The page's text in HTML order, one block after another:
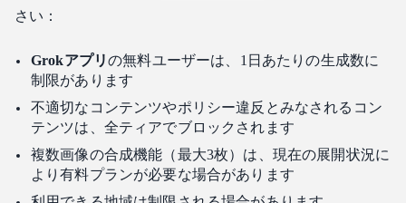
さい：
Grokアプリの無料ユーザーは、1日あたりの生成数に
制限があります
不適切なコンテンツやポリシー違反とみなされるコン
テンツは、全ティアでブロックされます
複数画像の合成機能（最大3枚）は、現在の展開状況に
より有料プランが必要な場合があります